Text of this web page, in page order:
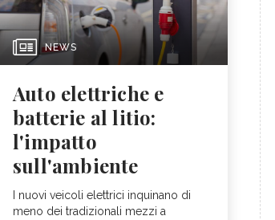
NEWS
Auto elettriche e
batterie al litio:
l'impatto
sull'ambiente
I nuovi veicoli elettrici inquinano di
meno dei tradizionali mezzi a